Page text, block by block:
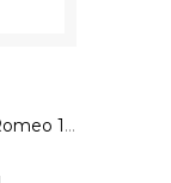
Antriebswelle Gelenkwelle Alfa Romeo 147 links Fahrerseite